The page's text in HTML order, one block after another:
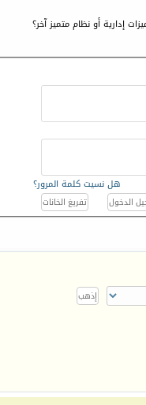
إدارية أو نظام متميز آخر؟
هل نسيت كلمة المرور؟